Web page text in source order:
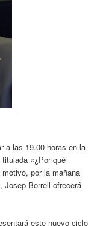
a las 19.00 horas en la
«¿Por qué
por la mañana
Josep Borrell ofrecerá
este nuevo ciclo